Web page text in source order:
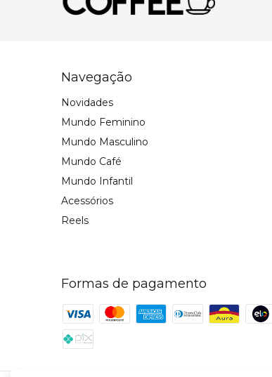
Navegação
Novidades
Mundo Feminino
Mundo Masculino
Mundo Café
Mundo Infantil
Acessórios
Reels
Formas de pagamento